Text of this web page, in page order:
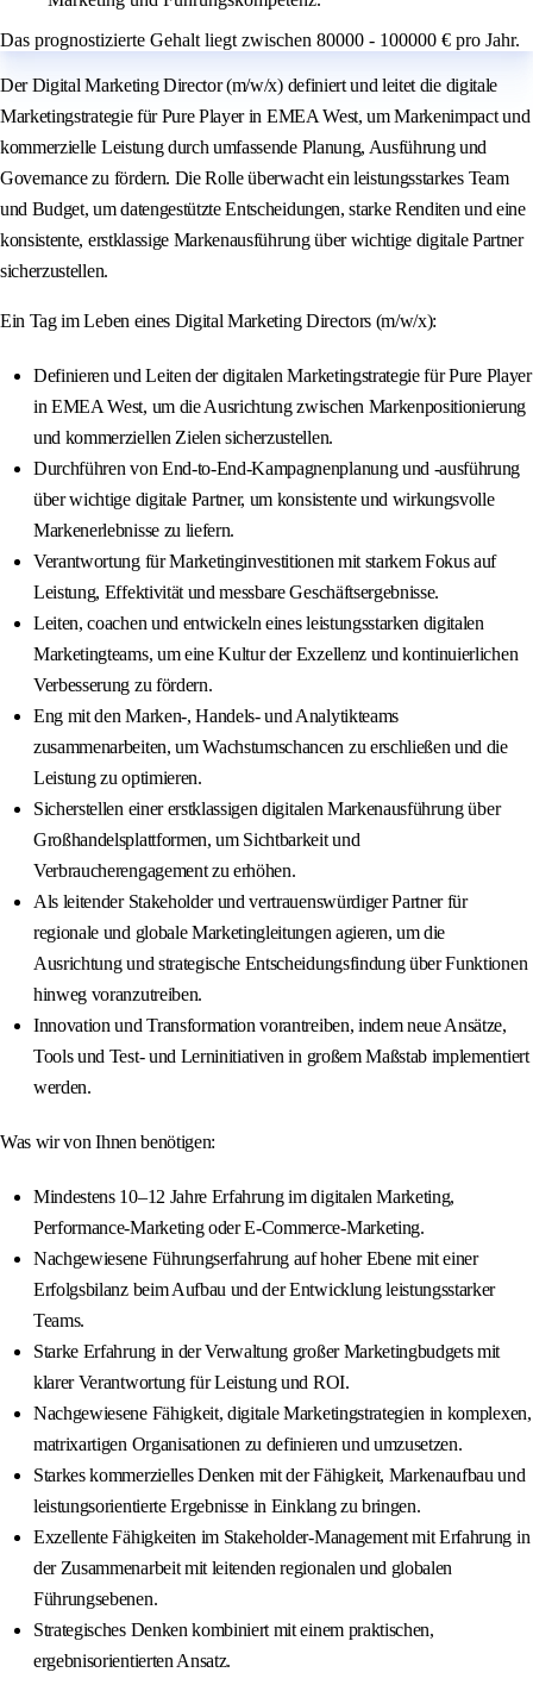
Das prognostizierte Gehalt liegt zwischen 80000 - 100000 € pro Jahr.
Der Digital Marketing Director (m/w/x) definiert und leitet die digitale
Marketingstrategie für Pure Player in EMEA West, um Markenimpact und
kommerzielle Leistung durch umfassende Planung, Ausführung und
Governance zu fördern. Die Rolle überwacht ein leistungsstarkes Team
und Budget, um datengestützte Entscheidungen, starke Renditen und eine
konsistente, erstklassige Markenausführung über wichtige digitale Partner
sicherzustellen.
Ein Tag im Leben eines Digital Marketing Directors (m/w/x):
Definieren und Leiten der digitalen Marketingstrategie für Pure Player
in EMEA West, um die Ausrichtung zwischen Markenpositionierung
und kommerziellen Zielen sicherzustellen.
Durchführen von End-to-End-Kampagnenplanung und -ausführung
über wichtige digitale Partner, um konsistente und wirkungsvolle
Markenerlebnisse zu liefern.
Verantwortung für Marketinginvestitionen mit starkem Fokus auf
Leistung, Effektivität und messbare Geschäftsergebnisse.
Leiten, coachen und entwickeln eines leistungsstarken digitalen
Marketingteams, um eine Kultur der Exzellenz und kontinuierlichen
Verbesserung zu fördern.
Eng mit den Marken-, Handels- und Analytikteams
zusammenarbeiten, um Wachstumschancen zu erschließen und die
Leistung zu optimieren.
Sicherstellen einer erstklassigen digitalen Markenausführung über
Großhandelsplattformen, um Sichtbarkeit und
Verbraucherengagement zu erhöhen.
Als leitender Stakeholder und vertrauenswürdiger Partner für
regionale und globale Marketingleitungen agieren, um die
Ausrichtung und strategische Entscheidungsfindung über Funktionen
hinweg voranzutreiben.
Innovation und Transformation vorantreiben, indem neue Ansätze,
Tools und Test- und Lerninitiativen in großem Maßstab implementiert
werden.
Was wir von Ihnen benötigen:
Mindestens 10–12 Jahre Erfahrung im digitalen Marketing,
Performance-Marketing oder E-Commerce-Marketing.
Nachgewiesene Führungserfahrung auf hoher Ebene mit einer
Erfolgsbilanz beim Aufbau und der Entwicklung leistungsstarker
Teams.
Starke Erfahrung in der Verwaltung großer Marketingbudgets mit
klarer Verantwortung für Leistung und ROI.
Nachgewiesene Fähigkeit, digitale Marketingstrategien in komplexen,
matrixartigen Organisationen zu definieren und umzusetzen.
Starkes kommerzielles Denken mit der Fähigkeit, Markenaufbau und
leistungsorientierte Ergebnisse in Einklang zu bringen.
Exzellente Fähigkeiten im Stakeholder-Management mit Erfahrung in
der Zusammenarbeit mit leitenden regionalen und globalen
Führungsebenen.
Strategisches Denken kombiniert mit einem praktischen,
ergebnisorientierten Ansatz.